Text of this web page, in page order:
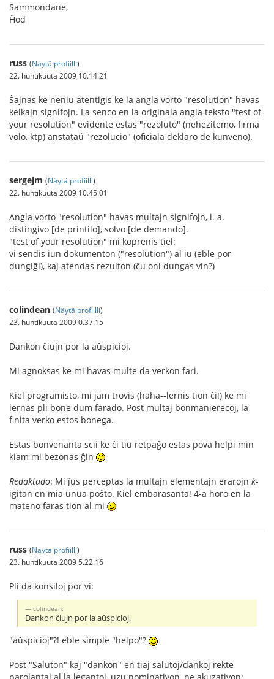
Sammondane,
Ĥod
russ (Näytä profiilli)
22. huhtikuuta 2009 10.14.21
Ŝajnas ke neniu atentigis ke la angla vorto "resolution" havas
kelkajn signifojn. La senco en la originala angla teksto "test of
your resolution" evidente estas "rezoluto" (nehezitemo, firma
volo, ktp) anstataŭ "rezolucio" (oficiala deklaro de kunveno).
sergejm (Näytä profiilli)
22. huhtikuuta 2009 10.45.01
Angla vorto "resolution" havas multajn signifojn, i. a.
distingivo [de printilo], solvo [de demando].
"test of your resolution" mi koprenis tiel:
vi sendis iun dokumenton ("resolution") al iu (eble por
dungiĝi), kaj atendas rezulton (ĉu oni dungas vin?)
colindean (Näytä profiilli)
23. huhtikuuta 2009 0.37.15
Dankon ĉiujn por la aŭspicioj.
Mi agnoksas ke mi havas multe da verkon fari.
Kiel programisto, mi jam trovis (haha--lernis tion ĉi!) ke mi
lernas pli bone dum farado. Post multaj bonmanierecoj, la
finita verko estos bonega.
Estas bonvenanta scii ke ĉi tiu retpaĝo estas pova helpi min
kiam mi bezonas ĝin
Redaktado: Mi ĵus perceptas la multajn elementajn erarojn k-
igitan en mia unua poŝto. Kiel embarasanta! 4-a horo en la
mateno faras tion al mi
russ (Näytä profiilli)
23. huhtikuuta 2009 5.22.16
Pli da konsiloj por vi:
colindean:
Dankon ĉiujn por la aŭspicioj.
"aŭspicioj"?! eble simple "helpo"?
Post "Saluton" kaj "dankon" en tiaj salutoj/dankoj rekte